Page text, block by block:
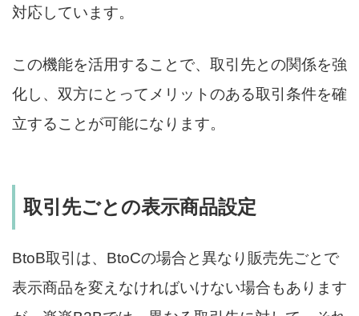
対応しています。
この機能を活用することで、取引先との関係を強
化し、双方にとってメリットのある取引条件を確
立することが可能になります。
取引先ごとの表示商品設定
BtoB取引は、BtoCの場合と異なり販売先ごとで
表示商品を変えなければいけない場合もあります